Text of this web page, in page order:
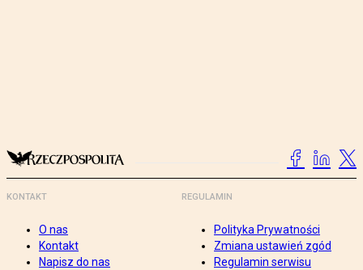
KONTAKT
O nas
Kontakt
Napisz do nas
REGULAMIN
Polityka Prywatności
Zmiana ustawień zgód
Regulamin serwisu